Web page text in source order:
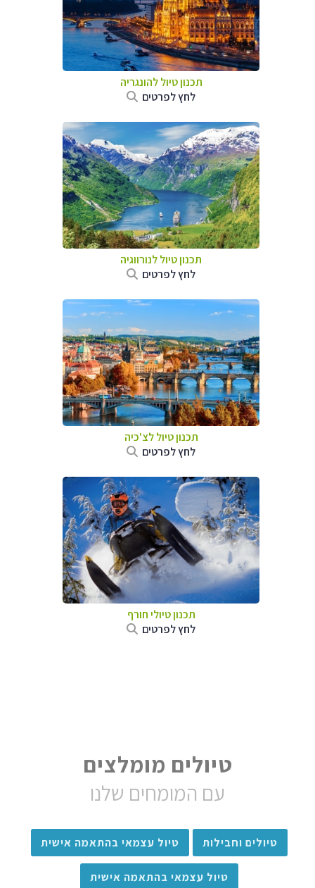
תכנון טיול להונגריה
לחץ לפרטים
תכנון טיול לנורווגיה
לחץ לפרטים
תכנון טיול לצ'כיה
לחץ לפרטים
תכנון טיולי חורף
לחץ לפרטים
טיולים מומלצים
עם המומחים שלנו
טיולים וחבילות טיול עצמאי בהתאמה אישית
טיול עצמאי בהתאמה אישית